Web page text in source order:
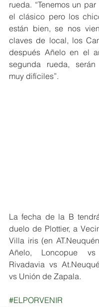
rueda. “Tenemos un
el clásico pero los
están bien, se nos
claves de local, los
después Añelo en el
segunda rueda,
muy difíciles”.
La fecha de la B
duelo de Plottier, a
Villa iris (en
Añelo, Loncopue vs
Rivadavia vs
vs Unión de Zapala.
#ELPORVENIR